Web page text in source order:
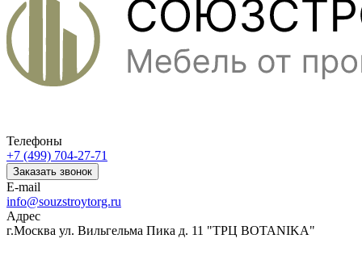
Телефоны
+7 (499) 704-27-71
Заказать звонок
E-mail
info@souzstroytorg.ru
Адрес
г.Москва ул. Вильгельма Пика д. 11 "ТРЦ BOTANIKA"